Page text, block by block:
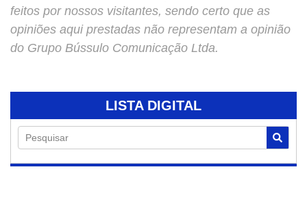
feitos por nossos visitantes, sendo certo que as
opiniões aqui prestadas não representam a opinião
do Grupo Bússulo Comunicação Ltda.
LISTA DIGITAL
Pesquisar